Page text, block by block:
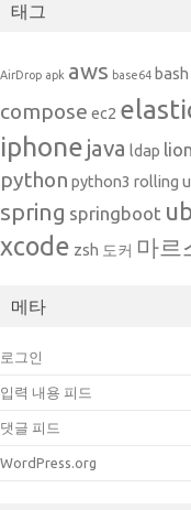
태그
AirDrop apk aws base64 bash
compose ec2
iphone java ldap lion
python python3 rolling
spring springboot
xcode zsh 도커 마르
메타
로그인
입력 내용 피드
댓글 피드
WordPress.org